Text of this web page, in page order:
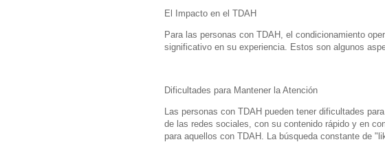
El Impacto en el TDAH
Para las personas con TDAH, el condicionamiento
significativo en su experiencia. Estos son algunos
Dificultades para Mantener la Atención
Las personas con TDAH pueden tener dificultades
de las redes sociales, con su contenido rápido y en
para aquellos con TDAH. La búsqueda constante de